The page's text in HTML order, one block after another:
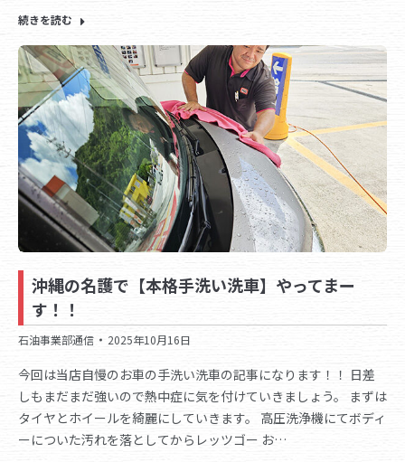
続きを読む
沖縄の名護で【本格手洗い洗車】やってまー
す！！
石油事業部通信 2025年10月16日
今回は当店自慢のお車の手洗い洗車の記事になります！！ 日差
しもまだまだ強いので熱中症に気を付けていきましょう。 まずは
タイヤとホイールを綺麗にしていきます。 高圧洗浄機にてボディ
ーについた汚れを落としてからレッツゴー お…